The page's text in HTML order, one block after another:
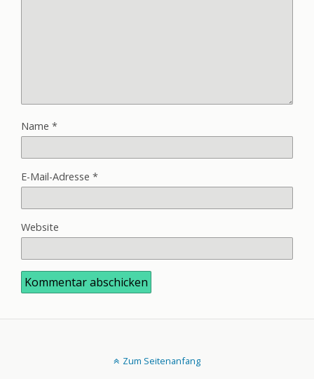
Name *
E-Mail-Adresse *
Website
Zum Seitenanfang